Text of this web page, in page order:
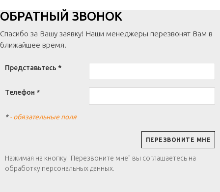
ОБРАТНЫЙ ЗВОНОК
Спасибо за Вашу заявку! Наши менеджеры перезвонят Вам в
ближайшее время.
Представьтесь *
Телефон *
*- обязательные поля
Нажимая на кнопку "Перезвоните мне" вы соглашаетесь на
обработку персональных данных.